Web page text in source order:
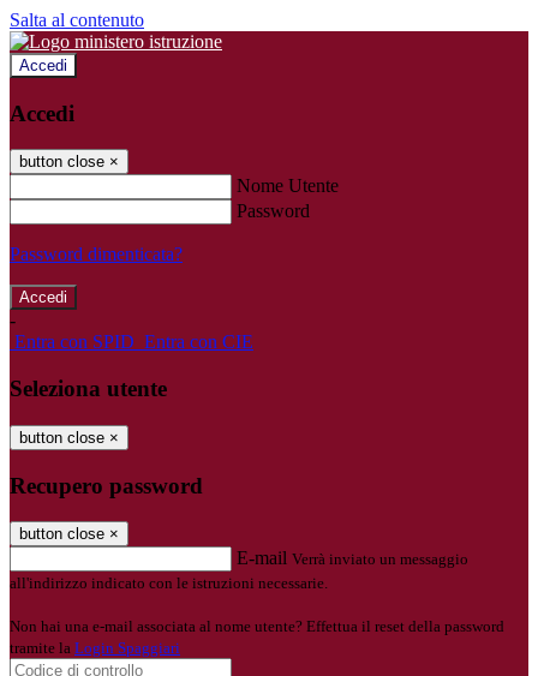
Salta al contenuto
Accedi
Accedi
button close ×
Nome Utente
Password
Password dimenticata?
-
Entra con SPID Entra con CIE
Seleziona utente
button close ×
Recupero password
button close ×
E-mail Verrà inviato un messaggio
all'indirizzo indicato con le istruzioni necessarie.
Non hai una e-mail associata al nome utente? Effettua il reset della password
tramite la Login Spaggiari